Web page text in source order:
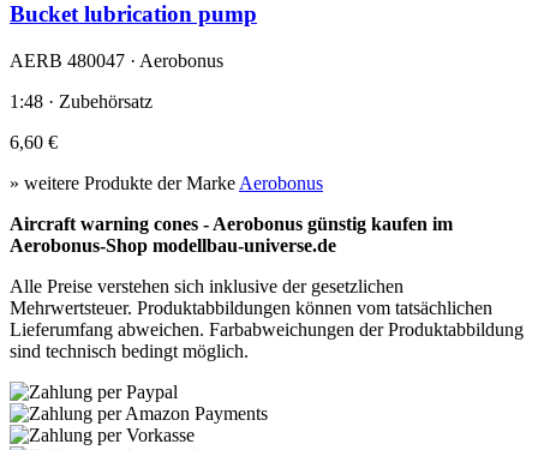
Bucket lubrication pump
AERB 480047 · Aerobonus
1:48 · Zubehörsatz
6,60 €
» weitere Produkte der Marke Aerobonus
Aircraft warning cones - Aerobonus günstig kaufen im
Aerobonus-Shop modellbau-universe.de
Alle Preise verstehen sich inklusive der gesetzlichen
Mehrwertsteuer. Produktabbildungen können vom tatsächlichen
Lieferumfang abweichen. Farbabweichungen der Produktabbildung
sind technisch bedingt möglich.